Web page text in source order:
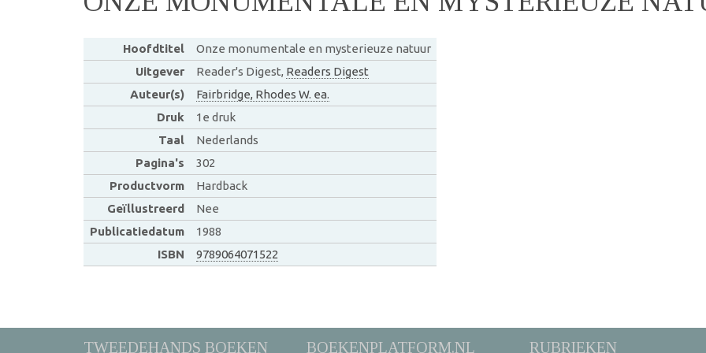
Hoofdtitel
Onze monumentale en mysterieuze natuur
Uitgever
Reader's Digest, Readers Digest
Auteur(s)
Fairbridge, Rhodes W. ea.
Druk
1e druk
Taal
Nederlands
Pagina's
302
Productvorm
Hardback
Geïllustreerd
Nee
Publicatiedatum
1988
ISBN
9789064071522
TWEEDEHANDS BOEKEN BOEKENPLATFORM.NL RUBRIEKEN